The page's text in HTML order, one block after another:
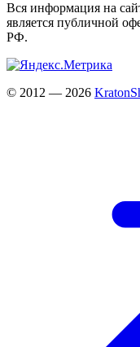
Вся информация на
является публичной
РФ.
© 2012 — 2026